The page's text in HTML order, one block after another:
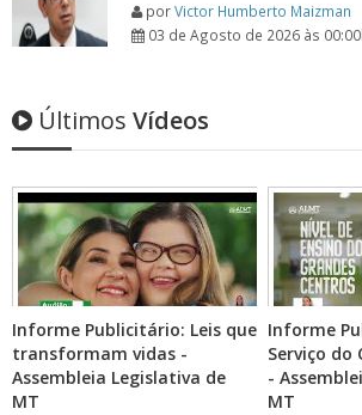
porVictor Humberto Maizman
03 de Agosto de 2026 às
Últimos Vídeos
Informe Publicitário: Leis que
transformam vidas -
Assembleia Legislativa de
MT
Informe
Serviço do
-
MT